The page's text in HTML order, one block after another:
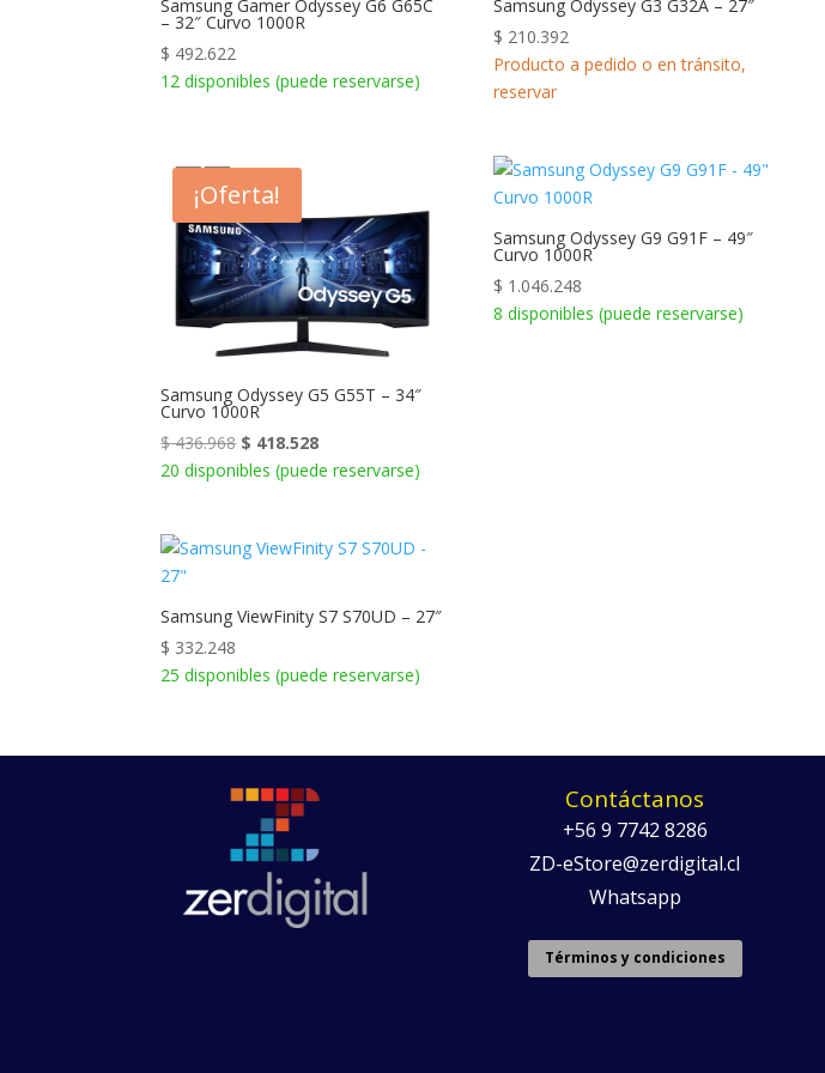
Samsung Gamer Odyssey G6 G65C
– 32″ Curvo 1000R
$ 492.622
12 disponibles (puede reservarse)
Samsung Odyssey G3 G32A – 27″
$ 210.392
Producto a pedido o en tránsito,
reservar
¡Oferta!
Samsung Odyssey G5 G55T – 34″
Curvo 1000R
$436.968 El
precio
$ 436.968.
$ 418.528El
precio
$ 418.528.
20 disponibles (puede reservarse)
Samsung Odyssey G9 G91F – 49″
Curvo 1000R
$ 1.046.248
8 disponibles (puede reservarse)
Samsung ViewFinity S7 S70UD – 27″
$ 332.248
25 disponibles (puede reservarse)
Contáctanos
+56 9 7742 8286
ZD-eStore@zerdigital.cl
Whatsapp
Términos y condiciones